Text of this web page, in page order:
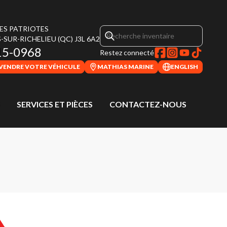
PATRIOTES
RICHELIEU (QC) J3L 6A2
0968 Restez connecté
VOTRE VÉHICULE MATHIAS MARINE ENGLISH
SERVICES ET PIÈCES CONTACTEZ-NOUS